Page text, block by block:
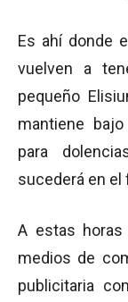
Es ahí donde
vuelven a
pequeño
mantiene
para
sucederá en el
A estas
medios de
publicitaria